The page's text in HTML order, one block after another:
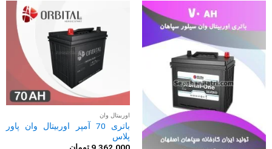
اوربیتال وان
باتری 70 آمپر اوربیتال وان پاور
پلاس